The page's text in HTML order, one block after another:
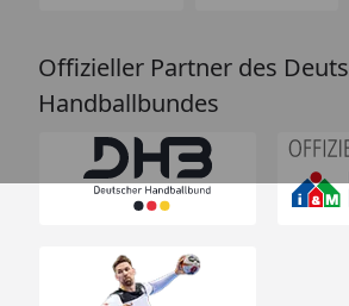
Offizieller Partner des
Handballbundes